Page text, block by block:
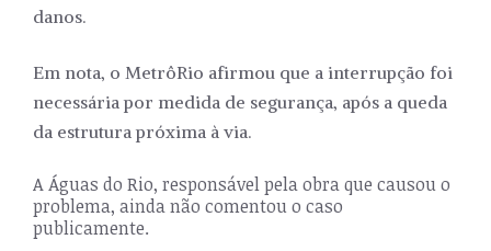
danos.
Em nota, o MetrôRio afirmou que a interrupção foi
necessária por medida de segurança, após a queda
da estrutura próxima à via.
A Águas do Rio, responsável pela obra que causou o
problema, ainda não comentou o caso
publicamente.